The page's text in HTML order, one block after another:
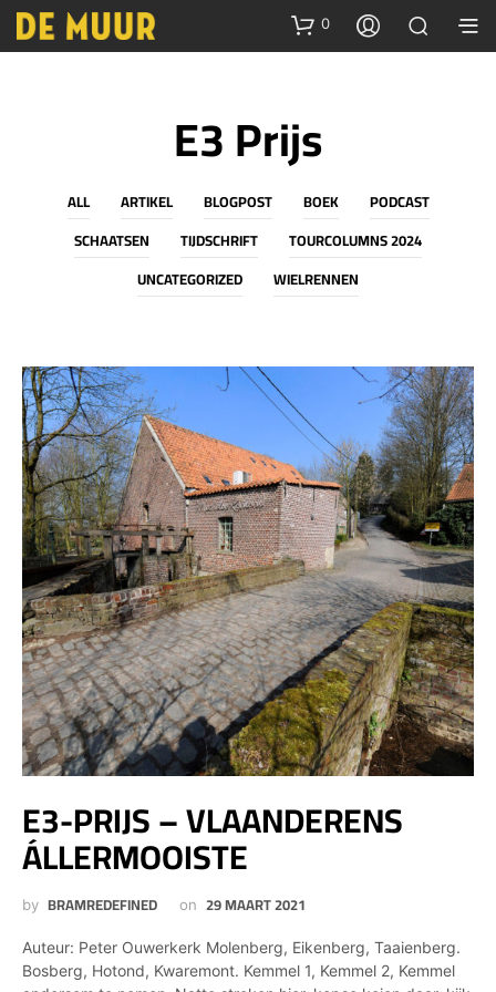
0
E3 Prijs
ALL ARTIKEL BLOGPOST BOEK
PODCAST
SCHAATSEN
TIJDSCHRIFT
TOURCOLUMNS 2024
UNCATEGORIZED
WIELRENNEN
E3-PRIJS – VLAANDERENS
ÁLLERMOOISTE
by BRAMREDEFINED on 29 MAART 2021
Auteur: Peter Ouwerkerk Molenberg, Eikenberg, Taaienberg.
Bosberg, Hotond, Kwaremont. Kemmel 1, Kemmel 2, Kemmel